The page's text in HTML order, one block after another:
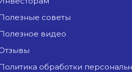
Полезные советы
Полезное видео
Отзывы
Политика обработки